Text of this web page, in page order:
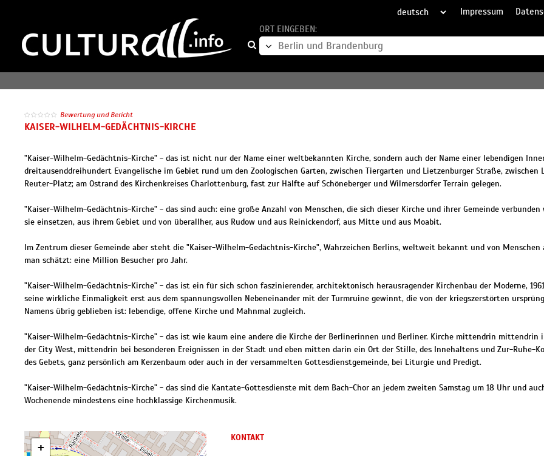
Impressum
ORT EINGEBEN:
Bewertung und Bericht
KAISER-WILHELM-GEDÄCHTNIS-KIRCHE
"Kaiser-Wilhelm-Gedächtnis-Kirche" - das ist nicht nur der Name einer weltbekannten Kirche, sondern auch der Name einer lebendigen
dreitausenddreihundert Evangelische im Gebiet rund um den Zoologischen Garten, zwischen Tiergarten und Lietzenburger Straße,
Reuter-Platz; am Ostrand des Kirchenkreises Charlottenburg, fast zur Hälfte auf Schöneberger und Wilmersdorfer Terrain gelegen.
"Kaiser-Wilhelm-Gedächtnis-Kirche" - das sind auch: eine große Anzahl von Menschen, die sich dieser Kirche und ihrer Gemeinde
sie einsetzen, aus ihrem Gebiet und von überallher, aus Rudow und aus Reinickendorf, aus Mitte und aus Moabit.
Im Zentrum dieser Gemeinde aber steht die "Kaiser-Wilhelm-Gedächtnis-Kirche", Wahrzeichen Berlins, weltweit bekannt und von
man schätzt: eine Million Besucher pro Jahr.
"Kaiser-Wilhelm-Gedächtnis-Kirche" - das ist ein für sich schon faszinierender, architektonisch herausragender Kirchenbau der Moderne,
seine wirkliche Einmaligkeit erst aus dem spannungsvollen Nebeneinander mit der Turmruine gewinnt, die von der kriegszerstörten
Namens übrig geblieben ist: lebendige, offene Kirche und Mahnmal zugleich.
"Kaiser-Wilhelm-Gedächtnis-Kirche" - das ist wie kaum eine andere die Kirche der Berlinerinnen und Berliner. Kirche mittendrin mittendrin
der City West, mittendrin bei besonderen Ereignissen in der Stadt und eben mitten darin ein Ort der Stille, des Innehaltens und Zur-Ruhe-
des Gebets, ganz persönlich am Kerzenbaum oder auch in der versammelten Gottesdienstgemeinde, bei Liturgie und Predigt.
"Kaiser-Wilhelm-Gedächtnis-Kirche" - das sind die Kantate-Gottesdienste mit dem Bach-Chor an jedem zweiten Samstag um 18 Uhr und
Wochenende mindestens eine hochklassige Kirchenmusik.
+
KONTAKT